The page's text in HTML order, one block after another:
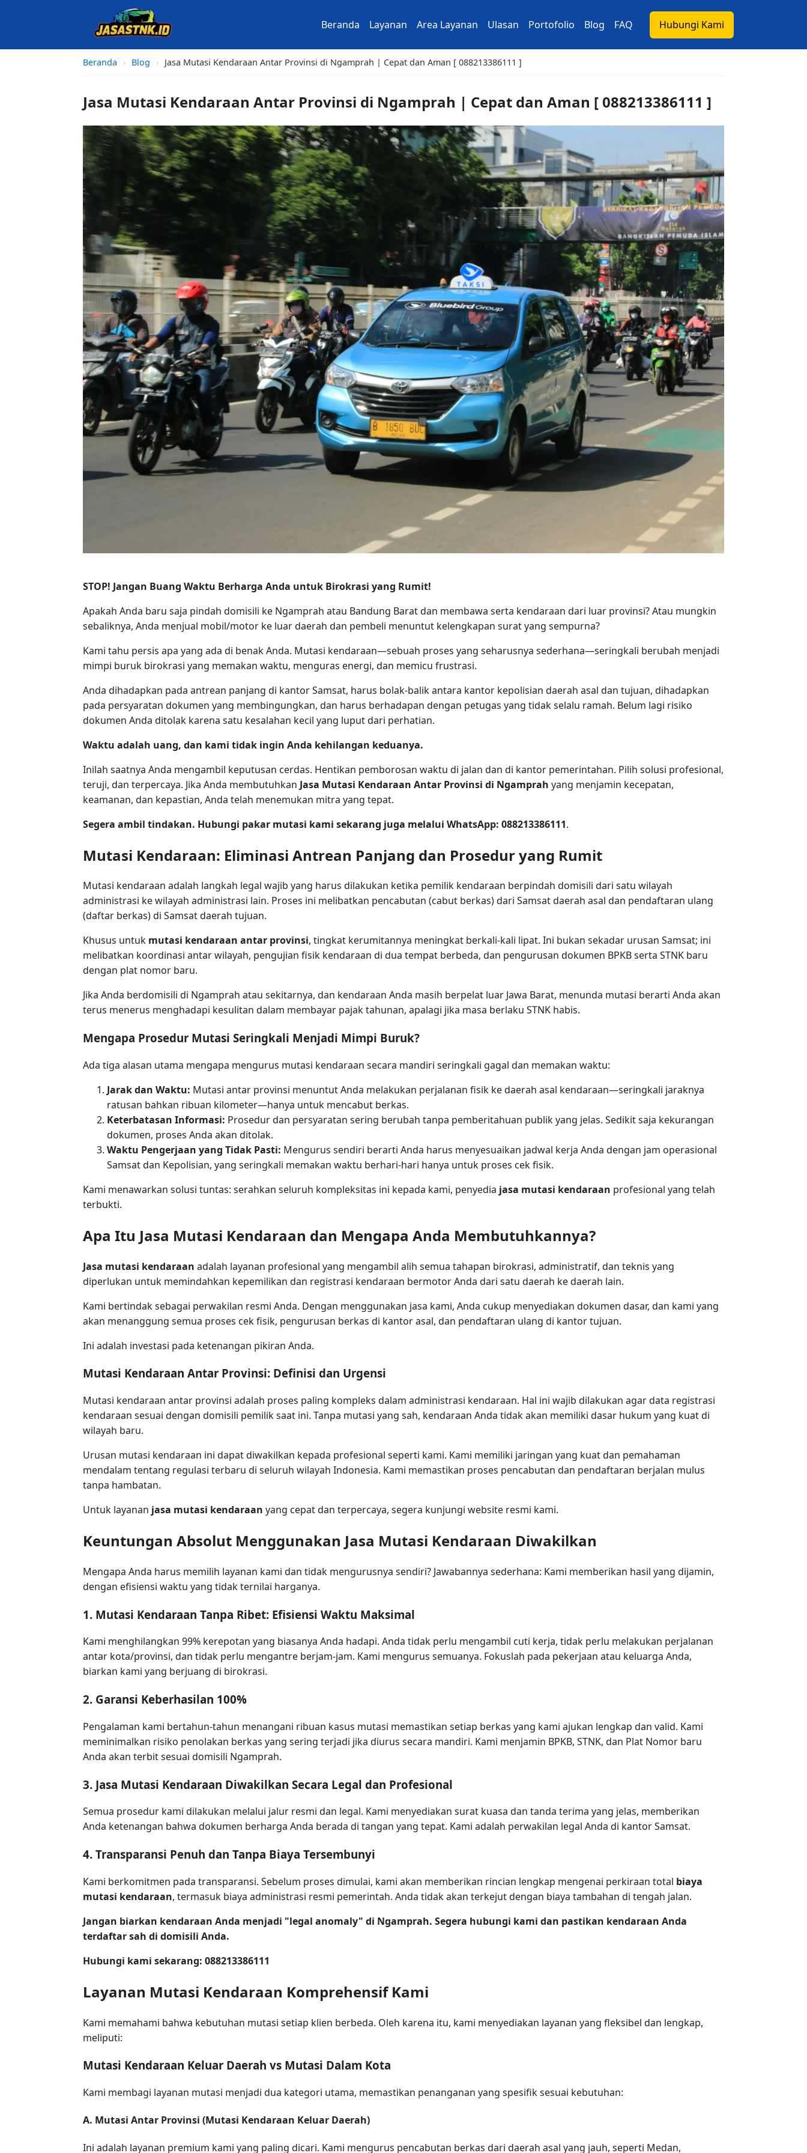
Beranda Layanan Area Layanan Ulasan Portofolio Blog FAQ Hubungi Kami
Beranda › Blog › Jasa Mutasi Kendaraan Antar Provinsi di Ngamprah | Cepat dan Aman [ 088213386111 ]
Jasa Mutasi Kendaraan Antar Provinsi di Ngamprah | Cepat dan Aman [ 088213386111 ]
STOP! Jangan Buang Waktu Berharga Anda untuk Birokrasi yang Rumit!
Apakah Anda baru saja pindah domisili ke Ngamprah atau Bandung Barat dan membawa serta kendaraan dari luar provinsi? Atau mungkin
sebaliknya, Anda menjual mobil/motor ke luar daerah dan pembeli menuntut kelengkapan surat yang sempurna?
Kami tahu persis apa yang ada di benak Anda. Mutasi kendaraan—sebuah proses yang seharusnya sederhana—seringkali berubah menjadi
mimpi buruk birokrasi yang memakan waktu, menguras energi, dan memicu frustrasi.
Anda dihadapkan pada antrean panjang di kantor Samsat, harus bolak-balik antara kantor kepolisian daerah asal dan tujuan, dihadapkan
pada persyaratan dokumen yang membingungkan, dan harus berhadapan dengan petugas yang tidak selalu ramah. Belum lagi risiko
dokumen Anda ditolak karena satu kesalahan kecil yang luput dari perhatian.
Waktu adalah uang, dan kami tidak ingin Anda kehilangan keduanya.
Inilah saatnya Anda mengambil keputusan cerdas. Hentikan pemborosan waktu di jalan dan di kantor pemerintahan. Pilih solusi profesional,
teruji, dan terpercaya. Jika Anda membutuhkan Jasa Mutasi Kendaraan Antar Provinsi di Ngamprah yang menjamin kecepatan,
keamanan, dan kepastian, Anda telah menemukan mitra yang tepat.
Segera ambil tindakan. Hubungi pakar mutasi kami sekarang juga melalui WhatsApp: 088213386111.
Mutasi Kendaraan: Eliminasi Antrean Panjang dan Prosedur yang Rumit
Mutasi kendaraan adalah langkah legal wajib yang harus dilakukan ketika pemilik kendaraan berpindah domisili dari satu wilayah
administrasi ke wilayah administrasi lain. Proses ini melibatkan pencabutan (cabut berkas) dari Samsat daerah asal dan pendaftaran ulang
(daftar berkas) di Samsat daerah tujuan.
Khusus untuk mutasi kendaraan antar provinsi, tingkat kerumitannya meningkat berkali-kali lipat. Ini bukan sekadar urusan Samsat; ini
melibatkan koordinasi antar wilayah, pengujian fisik kendaraan di dua tempat berbeda, dan pengurusan dokumen BPKB serta STNK baru
dengan plat nomor baru.
Jika Anda berdomisili di Ngamprah atau sekitarnya, dan kendaraan Anda masih berpelat luar Jawa Barat, menunda mutasi berarti Anda akan
terus menerus menghadapi kesulitan dalam membayar pajak tahunan, apalagi jika masa berlaku STNK habis.
Mengapa Prosedur Mutasi Seringkali Menjadi Mimpi Buruk?
Ada tiga alasan utama mengapa mengurus mutasi kendaraan secara mandiri seringkali gagal dan memakan waktu:
Jarak dan Waktu: Mutasi antar provinsi menuntut Anda melakukan perjalanan fisik ke daerah asal kendaraan—seringkali jaraknya
ratusan bahkan ribuan kilometer—hanya untuk mencabut berkas.
Keterbatasan Informasi: Prosedur dan persyaratan sering berubah tanpa pemberitahuan publik yang jelas. Sedikit saja kekurangan
dokumen, proses Anda akan ditolak.
Waktu Pengerjaan yang Tidak Pasti: Mengurus sendiri berarti Anda harus menyesuaikan jadwal kerja Anda dengan jam operasional
Samsat dan Kepolisian, yang seringkali memakan waktu berhari-hari hanya untuk proses cek fisik.
Kami menawarkan solusi tuntas: serahkan seluruh kompleksitas ini kepada kami, penyedia jasa mutasi kendaraan profesional yang telah
terbukti.
Apa Itu Jasa Mutasi Kendaraan dan Mengapa Anda Membutuhkannya?
Jasa mutasi kendaraan adalah layanan profesional yang mengambil alih semua tahapan birokrasi, administratif, dan teknis yang
diperlukan untuk memindahkan kepemilikan dan registrasi kendaraan bermotor Anda dari satu daerah ke daerah lain.
Kami bertindak sebagai perwakilan resmi Anda. Dengan menggunakan jasa kami, Anda cukup menyediakan dokumen dasar, dan kami yang
akan menanggung semua proses cek fisik, pengurusan berkas di kantor asal, dan pendaftaran ulang di kantor tujuan.
Ini adalah investasi pada ketenangan pikiran Anda.
Mutasi Kendaraan Antar Provinsi: Definisi dan Urgensi
Mutasi kendaraan antar provinsi adalah proses paling kompleks dalam administrasi kendaraan. Hal ini wajib dilakukan agar data registrasi
kendaraan sesuai dengan domisili pemilik saat ini. Tanpa mutasi yang sah, kendaraan Anda tidak akan memiliki dasar hukum yang kuat di
wilayah baru.
Urusan mutasi kendaraan ini dapat diwakilkan kepada profesional seperti kami. Kami memiliki jaringan yang kuat dan pemahaman
mendalam tentang regulasi terbaru di seluruh wilayah Indonesia. Kami memastikan proses pencabutan dan pendaftaran berjalan mulus
tanpa hambatan.
Untuk layanan jasa mutasi kendaraan yang cepat dan terpercaya, segera kunjungi website resmi kami.
Keuntungan Absolut Menggunakan Jasa Mutasi Kendaraan Diwakilkan
Mengapa Anda harus memilih layanan kami dan tidak mengurusnya sendiri? Jawabannya sederhana: Kami memberikan hasil yang dijamin,
dengan efisiensi waktu yang tidak ternilai harganya.
1. Mutasi Kendaraan Tanpa Ribet: Efisiensi Waktu Maksimal
Kami menghilangkan 99% kerepotan yang biasanya Anda hadapi. Anda tidak perlu mengambil cuti kerja, tidak perlu melakukan perjalanan
antar kota/provinsi, dan tidak perlu mengantre berjam-jam. Kami mengurus semuanya. Fokuslah pada pekerjaan atau keluarga Anda,
biarkan kami yang berjuang di birokrasi.
2. Garansi Keberhasilan 100%
Pengalaman kami bertahun-tahun menangani ribuan kasus mutasi memastikan setiap berkas yang kami ajukan lengkap dan valid. Kami
meminimalkan risiko penolakan berkas yang sering terjadi jika diurus secara mandiri. Kami menjamin BPKB, STNK, dan Plat Nomor baru
Anda akan terbit sesuai domisili Ngamprah.
3. Jasa Mutasi Kendaraan Diwakilkan Secara Legal dan Profesional
Semua prosedur kami dilakukan melalui jalur resmi dan legal. Kami menyediakan surat kuasa dan tanda terima yang jelas, memberikan
Anda ketenangan bahwa dokumen berharga Anda berada di tangan yang tepat. Kami adalah perwakilan legal Anda di kantor Samsat.
4. Transparansi Penuh dan Tanpa Biaya Tersembunyi
Kami berkomitmen pada transparansi. Sebelum proses dimulai, kami akan memberikan rincian lengkap mengenai perkiraan total biaya
mutasi kendaraan, termasuk biaya administrasi resmi pemerintah. Anda tidak akan terkejut dengan biaya tambahan di tengah jalan.
Jangan biarkan kendaraan Anda menjadi "legal anomaly" di Ngamprah. Segera hubungi kami dan pastikan kendaraan Anda
terdaftar sah di domisili Anda.
Hubungi kami sekarang: 088213386111
Layanan Mutasi Kendaraan Komprehensif Kami
Kami memahami bahwa kebutuhan mutasi setiap klien berbeda. Oleh karena itu, kami menyediakan layanan yang fleksibel dan lengkap,
meliputi:
Mutasi Kendaraan Keluar Daerah vs Mutasi Dalam Kota
Kami membagi layanan mutasi menjadi dua kategori utama, memastikan penanganan yang spesifik sesuai kebutuhan:
A. Mutasi Antar Provinsi (Mutasi Kendaraan Keluar Daerah)
Ini adalah layanan premium kami yang paling dicari. Kami mengurus pencabutan berkas dari daerah asal yang jauh, seperti Medan,